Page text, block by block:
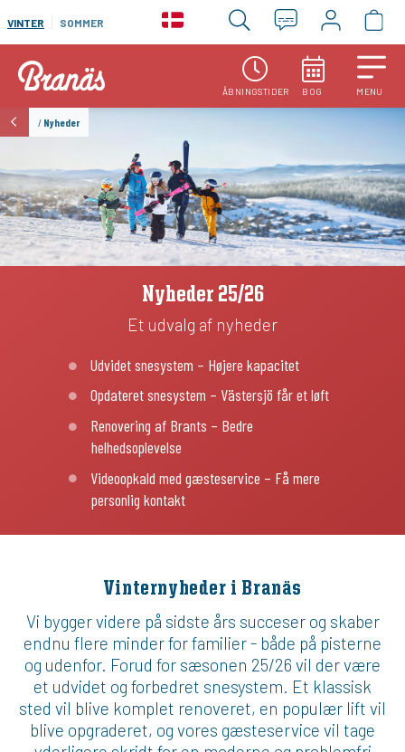
ÅBNINGSTIDER BOG MENU
/ Nyheder
VINTER SOMMER
Nyheder 25/26
Et udvalg af nyheder
Udvidet snesystem – Højere kapacitet
Opdateret snesystem – Västersjö får et løft
Renovering af Brants – Bedre
helhedsoplevelse
Videoopkald med gæsteservice – Få mere
personlig kontakt
Vinternyheder i Branäs
Vi bygger videre på sidste års succeser og skaber
endnu flere minder for familier - både på pisterne
og udenfor. Forud for sæsonen 25/26 vil der være
et udvidet og forbedret snesystem. Et klassisk
sted vil blive komplet renoveret, en populær lift vil
blive opgraderet, og vores gæsteservice vil tage